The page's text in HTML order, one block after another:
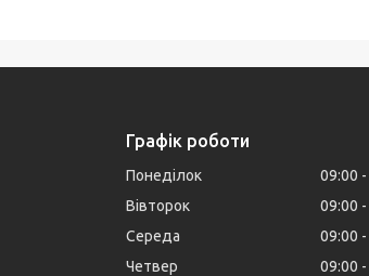
Графік роботи
Понеділок 09:00
Вівторок
09:00
Середа
09:00
Четвер
09:00